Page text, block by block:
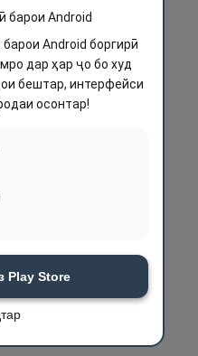
барои Android
Android боргирӣ
дар ҳар ҷо бо худ
бештар, интерфейси
осонтар!
Play Store